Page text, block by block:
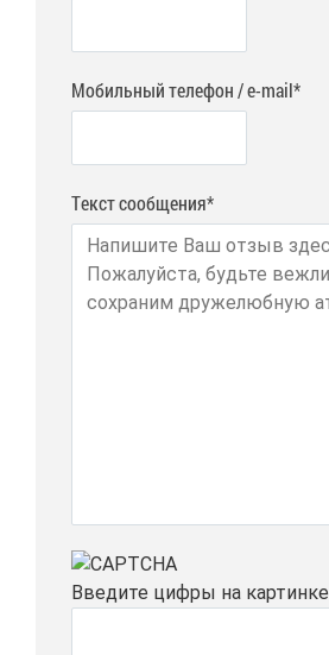
Мобильный телефон / e-mail*
Текст сообщения*
Вве­ди­те циф­ры на кар­тин­ке